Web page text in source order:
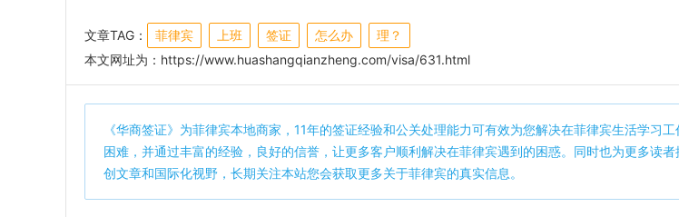
文章TAG： 菲律宾 上班 签证 怎么办
理？
本文网址为： https://www.huashangqianzheng.com/visa/631.html
《华商签证》为菲律宾本地商家，11年的签证经验和公关处理能力可有效为您解决在菲律宾生活学习
困难，并通过丰富的经验，良好的信誉，让更多客户顺利解决在菲律宾遇到的困惑。同时也为更多读
创文章和国际化视野，长期关注本站您会获取更多关于菲律宾的真实信息。